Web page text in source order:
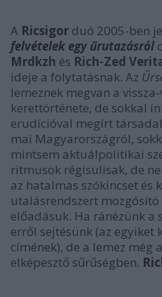
A Ricsigor duó 2005-ben
felvételek egy űrutazásról
Mrdkzh és Rich-Zed
ideje a folytatásnak. Az
lemeznek megvan a
kerettörténete, de sokkal
erudícióval megírt
mai Magyarországról,
mintsem aktuálpolitikai
ritmusok régisulisak, de
az hatalmas szókincset
utalásrendszert mozgósító
előadásuk. Ha ránézünk a
erről sejtésünk (az egyiket
címének), de a lemez még
elképesztő sűrűségben.